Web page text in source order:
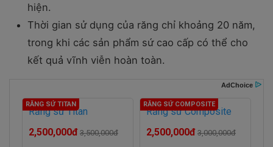
hiện.
Thời gian sử dụng của răng chỉ khoảng 20 năm,
trong khi các sản phẩm sứ cao cấp có thể cho
kết quả vĩnh viễn hoàn toàn.
Răng sứ Titan
2,500,000đ 3,500,000đ
Răng sứ Composite
2,500,000đ 3,000,000đ